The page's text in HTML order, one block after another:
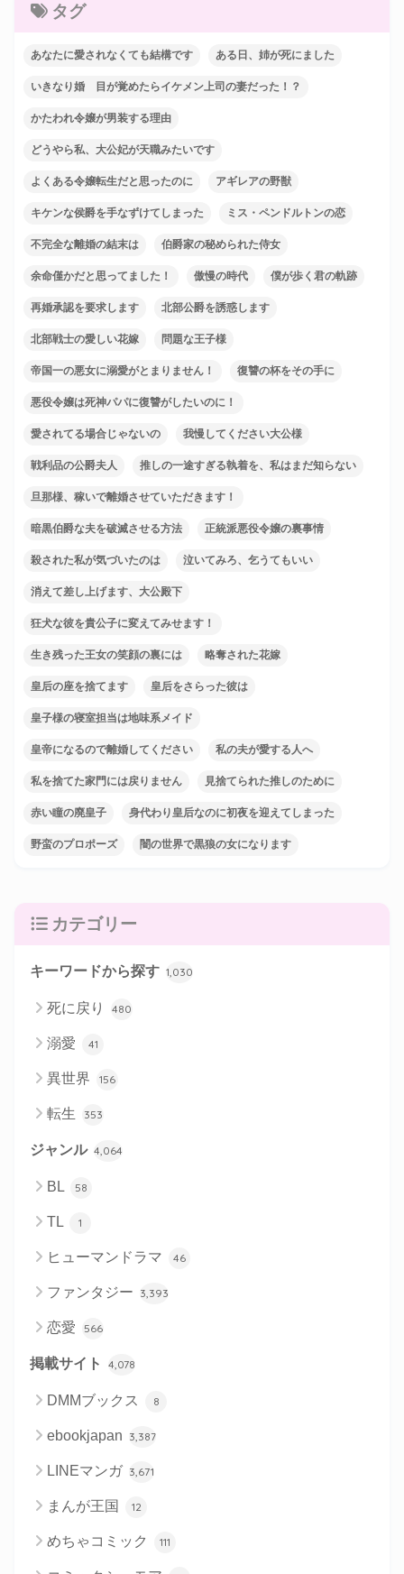
タグ
あなたに愛されなくても結構です ある日、姉が死にました
いきなり婚 目が覚めたらイケメン上司の妻だった！？
かたわれ令嬢が男装する理由
どうやら私、大公妃が天職みたいです
よくある令嬢転生だと思ったのに アギレアの野獣
キケンな侯爵を手なずけてしまった ミス・ペンドルトンの恋
不完全な離婚の結末は 伯爵家の秘められた侍女
余命僅かだと思ってました！ 傲慢の時代 僕が歩く君の軌跡
再婚承認を要求します 北部公爵を誘惑します
北部戦士の愛しい花嫁 問題な王子様
帝国一の悪女に溺愛がとまりません！ 復讐の杯をその手に
悪役令嬢は死神パパに復讐がしたいのに！
愛されてる場合じゃないの 我慢してください大公様
戦利品の公爵夫人 推しの一途すぎる執着を、私はまだ知らない
旦那様、稼いで離婚させていただきます！
暗黒伯爵な夫を破滅させる方法 正統派悪役令嬢の裏事情
殺された私が気づいたのは 泣いてみろ、乞うてもいい
消えて差し上げます、大公殿下
狂犬な彼を貴公子に変えてみせます！
生き残った王女の笑顔の裏には 略奪された花嫁
皇后の座を捨てます 皇后をさらった彼は
皇子様の寝室担当は地味系メイド
皇帝になるので離婚してください 私の夫が愛する人へ
私を捨てた家門には戻りません 見捨てられた推しのために
赤い瞳の廃皇子 身代わり皇后なのに初夜を迎えてしまった
野蛮のプロポーズ 闇の世界で黒狼の女になります
カテゴリー
キーワードから探す 1,030
死に戻り 480
溺愛 41
異世界 156
転生 353
ジャンル 4,064
BL 58
TL 1
ヒューマンドラマ 46
ファンタジー 3,393
恋愛 566
掲載サイト 4,078
DMMブックス 8
ebookjapan 3,387
LINEマンガ 3,671
まんが王国 12
めちゃコミック 111